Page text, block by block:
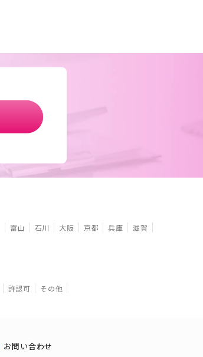
富山 石川 大阪 京都 兵庫
滋賀
許認可 その他
お問い合わせ